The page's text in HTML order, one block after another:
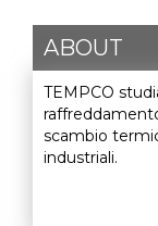
ABOUT
TEMPCO
scambio
industriali.